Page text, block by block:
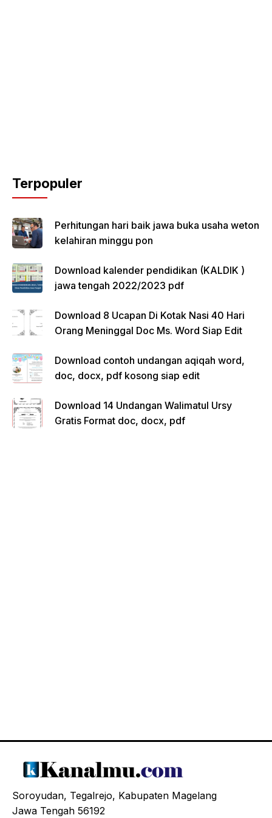
Terpopuler
Perhitungan hari baik jawa buka usaha weton
kelahiran minggu pon
Download kalender pendidikan (KALDIK )
jawa tengah 2022/2023 pdf
Download 8 Ucapan Di Kotak Nasi 40 Hari
Orang Meninggal Doc Ms. Word Siap Edit
Download contoh undangan aqiqah word,
doc, docx, pdf kosong siap edit
Download 14 Undangan Walimatul Ursy
Gratis Format doc, docx, pdf
Soroyudan, Tegalrejo, Kabupaten Magelang
Jawa Tengah 56192